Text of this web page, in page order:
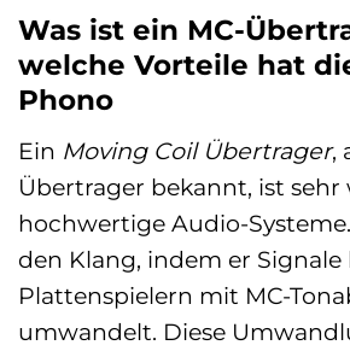
Was ist ein MC-
welche Vorteile hat
Phono
Ein Moving Coil Übertrager,
Übertrager bekannt, ist
hochwertige Audio-
den Klang, indem er Signale
Plattenspielern mit MC-
umwandelt. Diese